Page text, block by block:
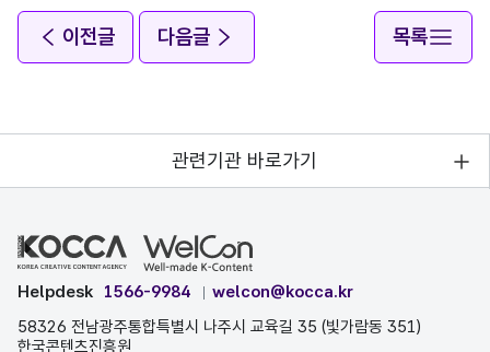
이전글 다음글 목록
관련기관 바로가기
Helpdesk 1566-9984
welcon@kocca.kr
58326 전남광주통합특별시 나주시 교육길 35 (빛가람동 351)
한국콘텐츠진흥원